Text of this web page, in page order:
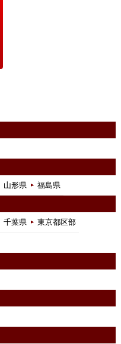
山形県 福島県
千葉県 東京都区部